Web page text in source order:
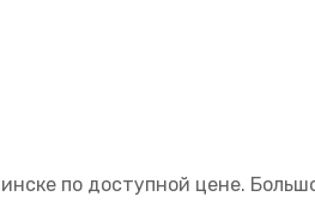
по доступной цене.